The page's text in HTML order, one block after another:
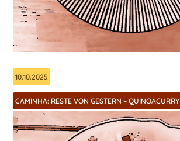
10.10.2025
CAMINHA: RESTE VON GESTERN – QUINOACURRY